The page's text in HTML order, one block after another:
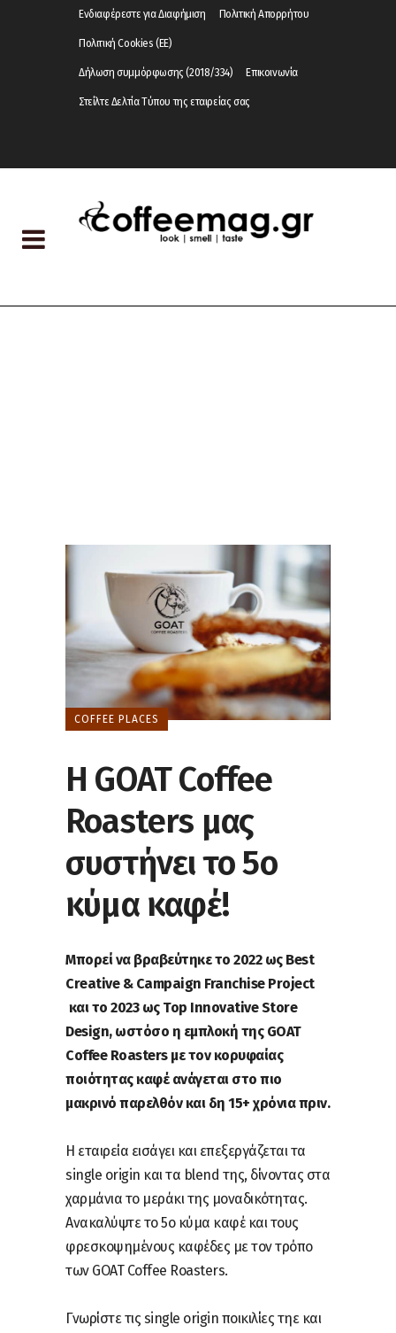
Ενδιαφέρεστε για Διαφήμιση Πολιτική Απορρήτου
Πολιτική Cookies (ΕΕ)
Δήλωση συμμόρφωσης (2018/334) Επικοινωνία
Στείλτε Δελτία Τύπου της εταιρείας σας
COFFEE PLACES
H GOAT Coffee
Roasters μας
συστήνει το 5ο
κύμα καφέ!
Μπορεί να βραβεύτηκε το 2022 ως Best
Creative & Campaign Franchise Project
και το 2023 ως Top Innovative Store
Design, ωστόσο η εμπλοκή της GOAT
Coffee Roasters με τον κορυφαίας
ποιότητας καφέ ανάγεται στο πιο
μακρινό παρελθόν και δη 15+ χρόνια πριν.
Η εταιρεία εισάγει και επεξεργάζεται τα
single origin και τα blend της, δίνοντας στα
χαρμάνια το μεράκι της μοναδικότητας.
Ανακαλύψτε το 5ο κύμα καφέ και τους
φρεσκοψημένους καφέδες με τον τρόπο
των GOAT Coffee Roasters.
Γνωρίστε τις single origin ποικιλίες τηε και